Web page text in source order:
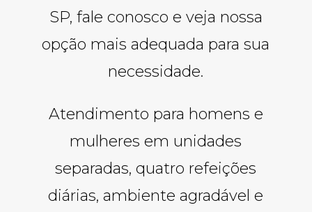
SP, fale conosco e veja nossa
opção mais adequada para sua
necessidade.
Atendimento para homens e
mulheres em unidades
separadas, quatro refeições
diárias, ambiente agradável e